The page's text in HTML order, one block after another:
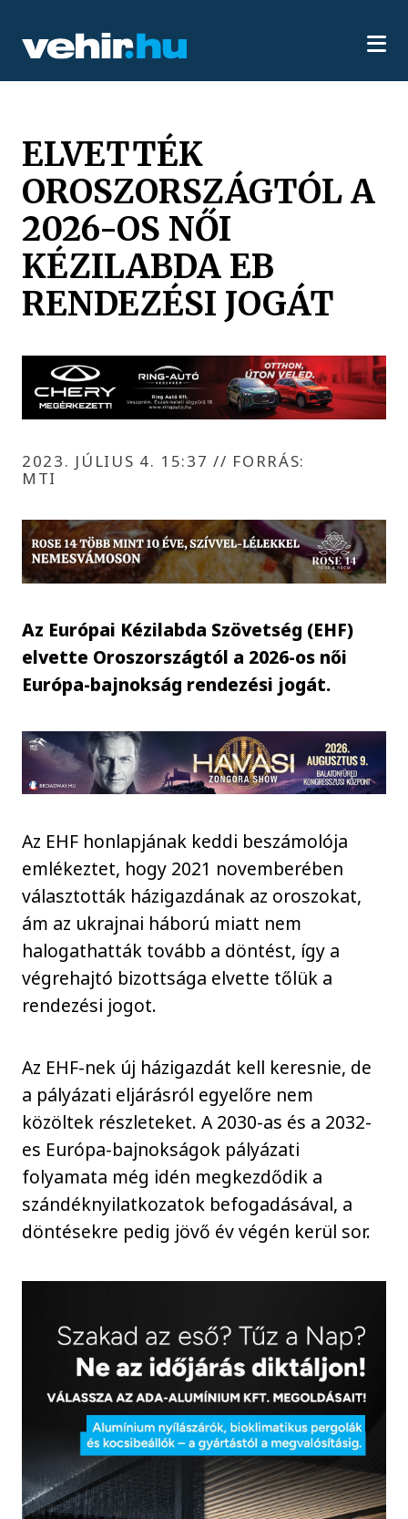
ELVETTÉK
OROSZORSZÁGTÓL A
2026-OS NŐI
KÉZILABDA EB
RENDEZÉSI JOGÁT
2023. JÚLIUS 4. 15:37// FORRÁS:
MTI
Az Európai Kézilabda Szövetség (EHF)
elvette Oroszországtól a 2026-os női
Európa-bajnokság rendezési jogát.
Az EHF honlapjának keddi beszámolója
emlékeztet, hogy 2021 novemberében
választották házigazdának az oroszokat,
ám az ukrajnai háború miatt nem
halogathatták tovább a döntést, így a
végrehajtó bizottsága elvette tőlük a
rendezési jogot.
Az EHF-nek új házigazdát kell keresnie, de
a pályázati eljárásról egyelőre nem
közöltek részleteket. A 2030-as és a 2032-
es Európa-bajnokságok pályázati
folyamata még idén megkezdődik a
szándéknyilatkozatok befogadásával, a
döntésekre pedig jövő év végén kerül sor.